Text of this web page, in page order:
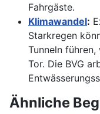
Fahrgäste.
Klimawandel:
Starkregen
Tunneln
Tor. Die BVG
Ähnliche